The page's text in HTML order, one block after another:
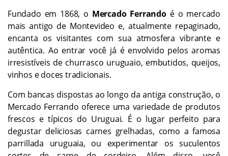
Fundado em 1868, o Mercado Ferrandoé o mercado
mais antigo de Montevideo e, atualmente repaginado,
encanta os visitantes com sua atmosfera vibrante e
autêntica. Ao entrar você já é envolvido pelos aromas
irresistíveis de churrasco uruguaio, embutidos, queijos,
vinhos e doces tradicionais.
Com bancas dispostas ao longo da antiga construção, o
Mercado Ferrando oferece uma variedade de produtos
frescos e típicos do Uruguai. É o lugar perfeito para
degustar deliciosas carnes grelhadas, como a famosa
parrillada uruguaia, ou experimentar os suculentos